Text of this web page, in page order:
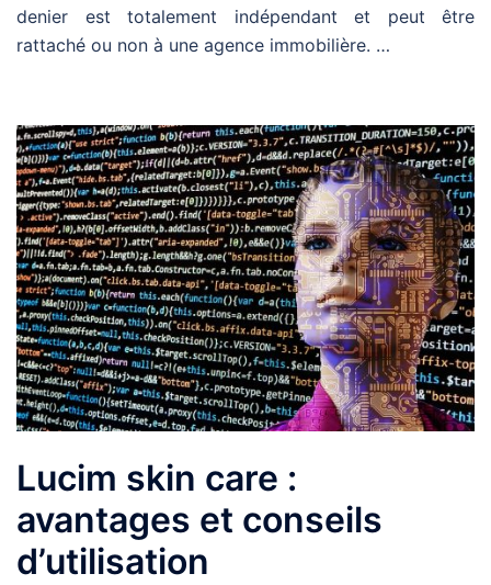
denier est totalement indépendant et peut être
rattaché ou non à une agence immobilière. …
Lucim skin care :
avantages et conseils
d’utilisation